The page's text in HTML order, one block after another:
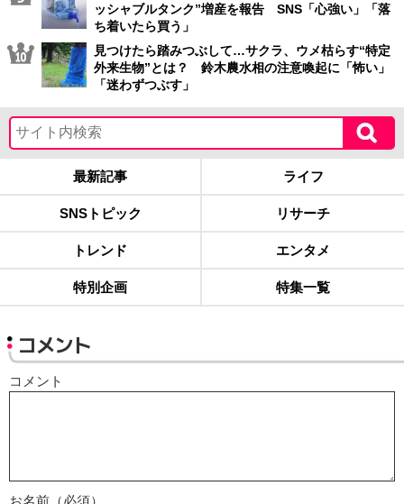
ッシャブルタンク”増産を報告 SNS「心強い」「落
ち着いたら買う」
見つけたら踏みつぶして…サクラ、ウメ枯らす“特定
外来生物”とは？ 鈴木農水相の注意喚起に「怖い」
「迷わずつぶす」
最新記事 ライフ
SNSトピック リサーチ
トレンド エンタメ
特別企画 特集一覧
コメント
コメント
お名前（必須）